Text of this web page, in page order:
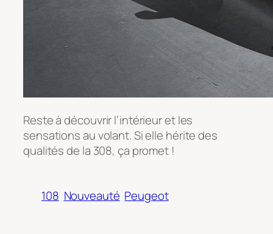
Reste à découvrir l’intérieur et les
sensations au volant. Si elle hérite des
qualités de la 308, ça promet !
108 Nouveauté Peugeot